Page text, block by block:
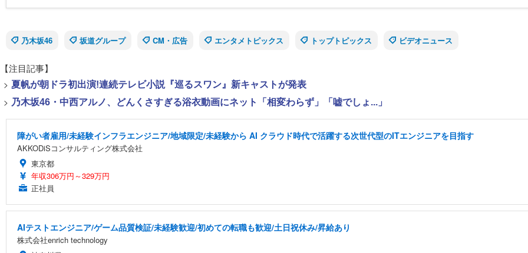
乃木坂46 坂道グループ CM・広告 エンタメトピックス トップトピックス ビデオニュース
【注目記事】
> 夏帆が朝ドラ初出演!連続テレビ小説『巡るスワン』新キャストが発表
> 乃木坂46・中西アルノ、どんくさすぎる浴衣動画にネット「相変わらず」「嘘でしょ...」
障がい者雇用/未経験インフラエンジニア/地域限定/未経験から AI クラウド時代で活躍する次世代型のITエンジニアを目指す
AKKODiSコンサルティング株式会社
東京都
年収306万円～329万円
正社員
AIテストエンジニア/ゲーム品質検証/未経験歓迎/初めての転職も歓迎/土日祝休み/昇給あり
株式会社enrich technology